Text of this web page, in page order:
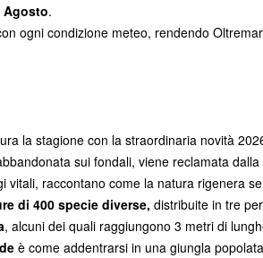
Agosto.
ogni condizione meteo, rendendo
la stagione con la straordinaria novità
sui fondali, viene reclamata
raccontano come la natura rigenera
di 400 specie diverse, distribuite in tre
, alcuni dei quali raggiungono 3 metri di
è come addentrarsi in una giungla